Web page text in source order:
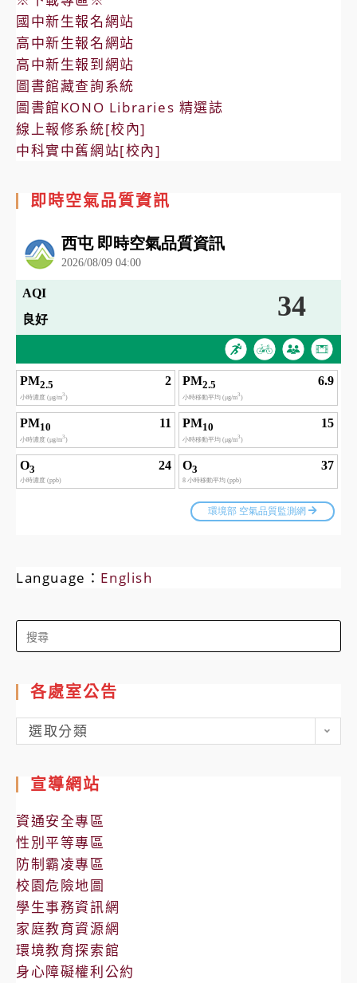
國中新生報名網站
高中新生報名網站
高中新生報到網站
圖書館藏查詢系統
圖書館KONO Libraries 精選誌
線上報修系統[校內]
中科實中舊網站[校內]
即時空氣品質資訊
Language： English
Search
for:
各處室公告
各
處
公
告
選取分類
宣導網站
資通安全專區
性別平等專區
防制霸凌專區
校園危險地圖
學生事務資訊網
家庭教育資源網
環境教育探索館
身心障礙權利公約